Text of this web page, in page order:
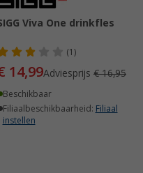
Viva One drinkfles
(1)
14,99Adviesprijs € 16,95
Beschikbaar
Filiaalbeschikbaarheid: Filiaal
instellen